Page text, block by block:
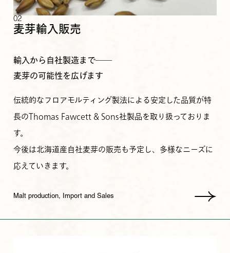
02
麦芽輸入販売
輸入から自社製造まで――
麦芽の可能性を広げます
伝統的なフロアモルティング製法による安定した品質が特
長のThomas Fawcett & Sons社製品を取り扱っておりま
す。
今後は北海道産自社麦芽の販売も予定し、多様なニーズに
応えていきます。
Malt production, Import and Sales